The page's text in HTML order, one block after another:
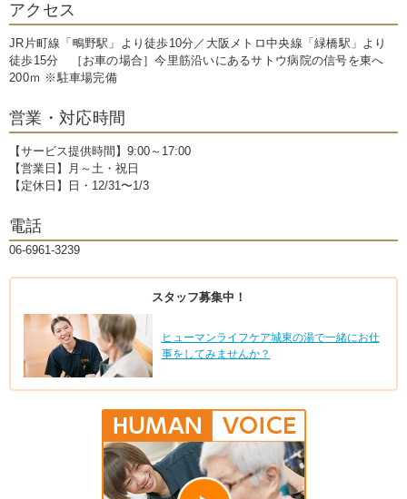
アクセス
JR片町線「鴫野駅」より徒歩10分／大阪メトロ中央線「緑橋駅」より
徒歩15分 ［お車の場合］今里筋沿いにあるサトウ病院の信号を東へ
200ｍ ※駐車場完備
営業・対応時間
【サービス提供時間】9:00～17:00
【営業日】月～土・祝日
【定休日】日・12/31〜1/3
電話
06-6961-3239
スタッフ募集中！
ヒューマンライフケア城東の湯で一緒にお仕
事をしてみませんか？